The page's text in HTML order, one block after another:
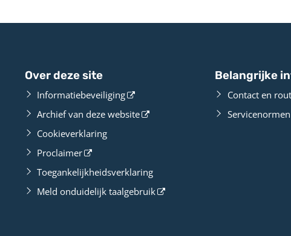
Over deze site
Informatiebeveiliging
Archief van deze website
Cookieverklaring
Proclaimer
Toegankelijkheidsverklaring
Meld onduidelijk taalgebruik
Belangrijke
Contact en
Servicenormen